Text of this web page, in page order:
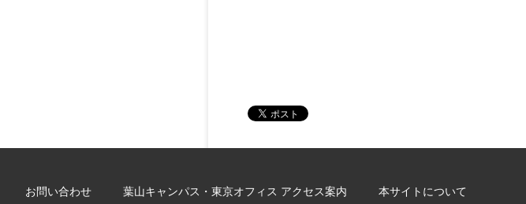
お問い合わせ 葉山キャンパス・東京オフィス アクセス案内 本サイトについて